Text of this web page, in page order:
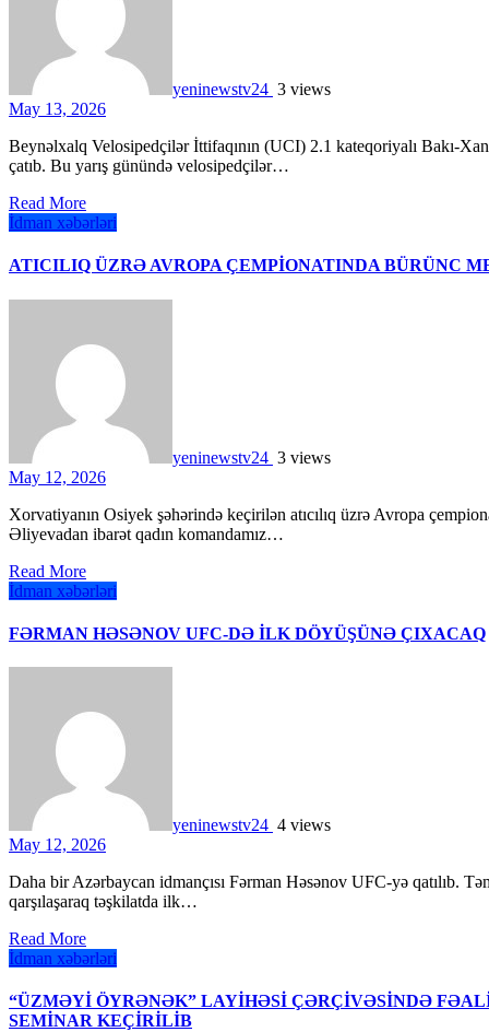
yeninewstv24 3 views
May 13, 2026
Beynəlxalq Velosipedçilər İttifaqının (UCI) 2.1 kateqoriyalı Bakı-Xankəndi Azərbaycan Velosiped Yarışında 3-cü mərhələ başa
çatıb. Bu yarış günündə velosipedçilər…
Read More
İdman xəbərləri
ATICILIQ ÜZRƏ AVROPA ÇEMPİONATINDA BÜRÜNC
yeninewstv24 3 views
May 12, 2026
Xorvatiyanın Osiyek şəhərində keçirilən atıcılıq üzrə Avropa çempionatında Nigar Nəsirova, Zeynəb Sultanova və Xana
Əliyevadan ibarət qadın komandamız…
Read More
İdman xəbərləri
FƏRMAN HƏSƏNOV UFC-DƏ İLK DÖYÜŞÜNƏ ÇIXACAQ
yeninewstv24 4 views
May 12, 2026
Daha bir Azərbaycan idmançısı Fərman Həsənov UFC-yə qatılıb. Təmsilçimiz turnirdə amerikalı döyüşçü Erik Nolan ilə
qarşılaşaraq təşkilatda ilk…
Read More
İdman xəbərləri
“ÜZMƏYİ ÖYRƏNƏK” LAYİHƏSİ ÇƏRÇİVƏSİNDƏ
SEMİNAR KEÇİRİLİB